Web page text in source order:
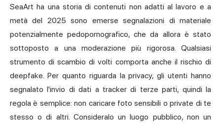
SeaArt ha una storia di contenuti non adatti al lavoro e a
metà del 2025 sono emerse segnalazioni di materiale
potenzialmente pedopornografico, che da allora è stato
sottoposto a una moderazione più rigorosa. Qualsiasi
strumento di scambio di volti comporta anche il rischio di
deepfake. Per quanto riguarda la privacy, gli utenti hanno
segnalato l'invio di dati a tracker di terze parti, quindi la
regola è semplice: non caricare foto sensibili o private di te
stesso o di altri. Consideralo un luogo pubblico, non un